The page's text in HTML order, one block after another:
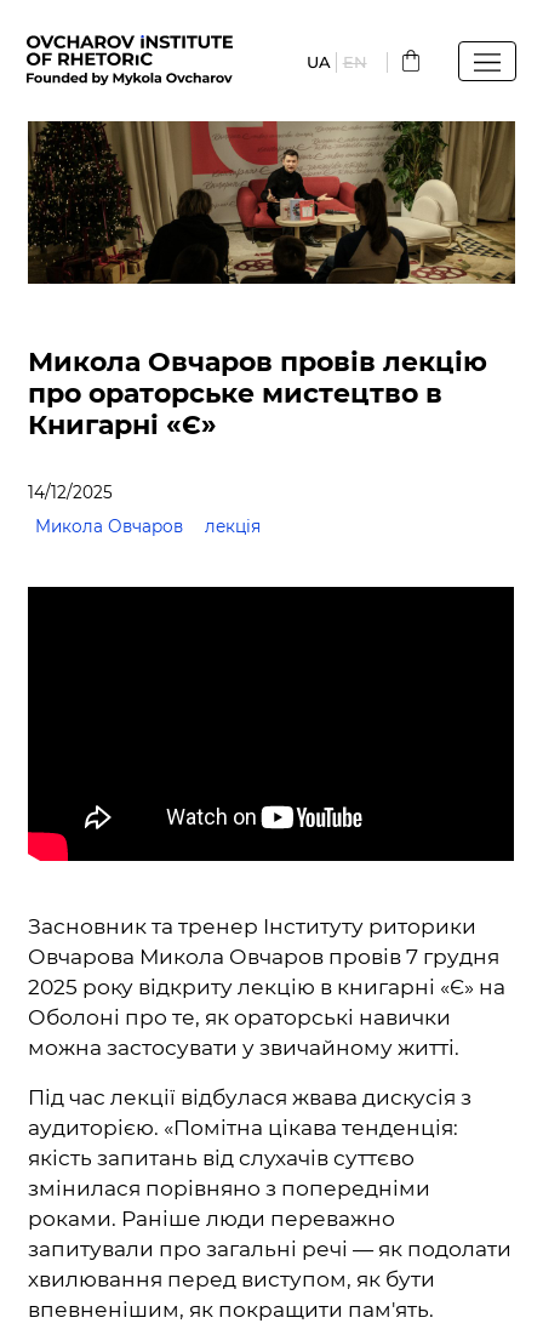
основного
UA EN
Микола Овчаров провів лекцію
про ораторське мистецтво в
Книгарні «Є»
14/12/2025
Микола Овчаров
лекція
Засновник та тренер Інституту риторики
Овчарова Микола Овчаров провів 7 грудня
2025 року відкриту лекцію в книгарні «Є» на
Оболоні про те, як ораторські навички
можна застосувати у звичайному житті.
Під час лекції відбулася жвава дискусія з
аудиторією. «Помітна цікава тенденція:
якість запитань від слухачів суттєво
змінилася порівняно з попередніми
роками. Раніше люди переважно
запитували про загальні речі — як подолати
хвилювання перед виступом, як бути
впевненішим, як покращити пам'ять.